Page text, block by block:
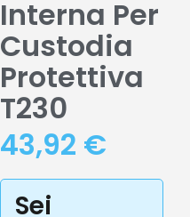
Interna Per
Custodia
Protettiva
T230
43,92 €
Sei